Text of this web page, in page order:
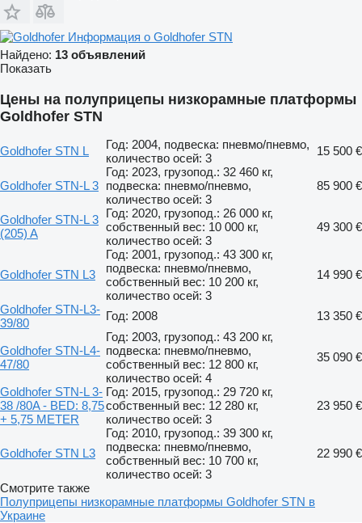
Информация о Goldhofer STN
Найдено: 13 объявлений
Показать
Цены на полуприцепы низкорамные платформы
Goldhofer STN
Goldhofer STN L
Год: 2004, подвеска: пневмо/пневмо,
количество осей: 3
15 500 €
Goldhofer STN-L 3
Год: 2023, грузопод.: 32 460 кг,
подвеска: пневмо/пневмо,
количество осей: 3
85 900 €
Goldhofer STN-L 3
(205) A
Год: 2020, грузопод.: 26 000 кг,
собственный вес: 10 000 кг,
количество осей: 3
49 300 €
Goldhofer STN L3
Год: 2001, грузопод.: 43 300 кг,
подвеска: пневмо/пневмо,
собственный вес: 10 200 кг,
количество осей: 3
14 990 €
Goldhofer STN-L3-
39/80
Год: 2008 13 350 €
Goldhofer STN-L4-
47/80
Год: 2003, грузопод.: 43 200 кг,
подвеска: пневмо/пневмо,
собственный вес: 12 800 кг,
количество осей: 4
35 090 €
Goldhofer STN-L 3-
38 /80A - BED: 8,75
+ 5,75 METER
Год: 2015, грузопод.: 29 720 кг,
собственный вес: 12 280 кг,
количество осей: 3
23 950 €
Goldhofer STN L3
Год: 2010, грузопод.: 39 300 кг,
подвеска: пневмо/пневмо,
собственный вес: 10 700 кг,
количество осей: 3
22 990 €
Смотрите также
Полуприцепы низкорамные платформы Goldhofer STN в
Украине